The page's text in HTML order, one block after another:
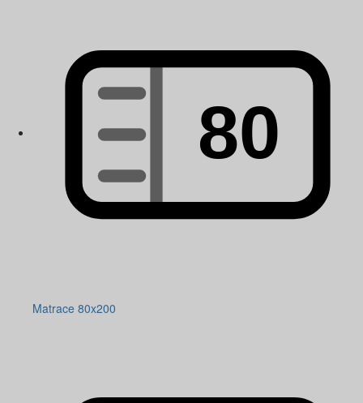
Matrace 80x200